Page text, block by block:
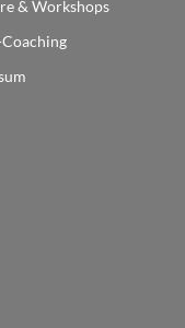
& Workshops